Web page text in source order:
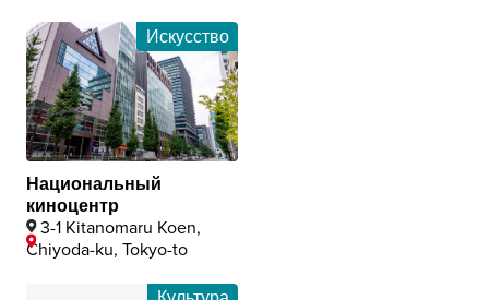
Искусство
Национальный
киноцентр
3-1 Kitanomaru Koen,
Chiyoda-ku, Tokyo-to